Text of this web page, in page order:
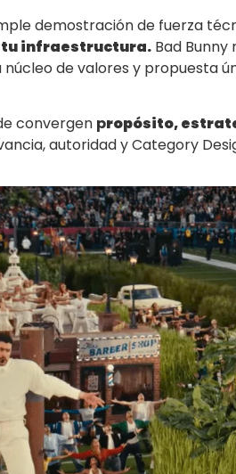
demostración de fuerza
tu infraestructura. Bad
núcleo de valores y propuesta
convergen propósito,
autoridad y Category